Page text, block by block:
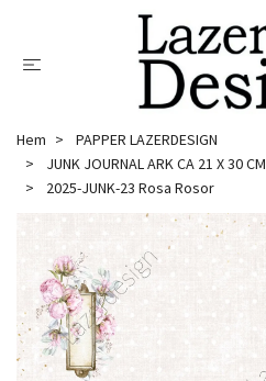
Hem
PAPPER LAZERDESIGN
JUNK JOURNAL ARK CA 21 X 30 CM
2025-JUNK-23 Rosa Rosor